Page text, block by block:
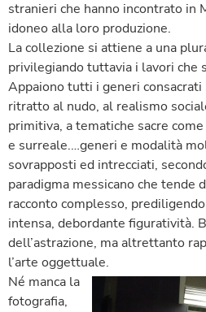
stranieri che hanno incontrato in
idoneo alla loro produzione.
La collezione si attiene a una
privilegiando tuttavia i lavori che
Appaiono tutti i generi consacrati
ritratto al nudo, al realismo
primitiva, a tematiche sacre
e surreale.…generi e modalità
sovrapposti ed intrecciati,
paradigma messicano che tende
racconto complesso,
intensa, debordante figuratività.
dell’astrazione, ma altrettanto
l’arte oggettuale.
Né manca la
fotografia,